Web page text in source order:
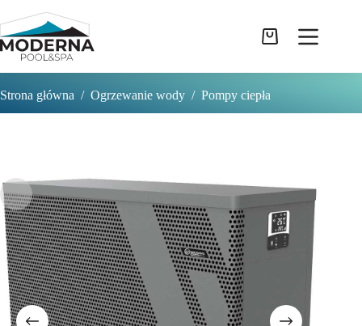
do
treści
Koszyk
Strona główna / Ogrzewanie wody / Pompy ciepła